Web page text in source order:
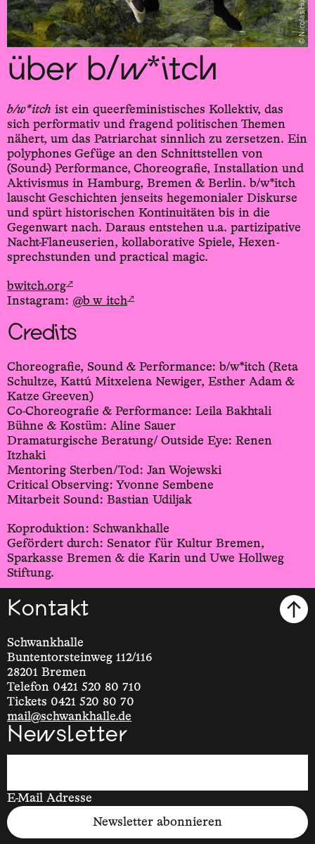
über b/w*itch
b/w*itch ist ein queer­feministisches Kollektiv, das
sich performativ und fragend politischen Themen
nähert, um das Patriarchat sinnlich zu zersetzen. Ein
polyphones Gefüge an den Schnitt­stellen von
(Sound-) Performance, Choreografie, Installation und
Aktivismus in Hamburg, Bremen & Berlin. b/w*itch
lauscht Geschichten jenseits hegemonialer Diskurse
und spürt historischen Kontinuitäten bis in die
Gegenwart nach. Daraus entstehen u.a. partizipative
Nacht-­Flaneuserien, kollaborative Spiele, Hexen­
sprechstunden und practical magic.
bwitch.org↗
Instagram: @b_w_itch↗
Credits
Choreografie, Sound & Performance: b/w*itch (Reta
Schultze, Kattú Mitxelena Newiger, Esther Adam &
Katze Greeven)
Co-Choreografie & Performance: Leila Bakhtali
Bühne & Kostüm: Aline Sauer
Dramaturgische Beratung/ Outside Eye: Renen
Itzhaki
Mentoring Sterben/Tod: Jan Wojewski
Critical Observing: Yvonne Sembene
Mitarbeit Sound: Bastian Udiljak
Koproduktion: Schwankhalle
Gefördert durch: Senator für Kultur Bremen,
Sparkasse Bremen & die Karin und Uwe Hollweg
Stiftung.
Kontakt
Schwankhalle
Buntentorsteinweg 112/116
28201 Bremen
Telefon 0421 520 80 710
Tickets 0421 520 80 70
mail@schwankhalle.de
Newsletter
E-Mail Adresse
Newsletter abonnieren